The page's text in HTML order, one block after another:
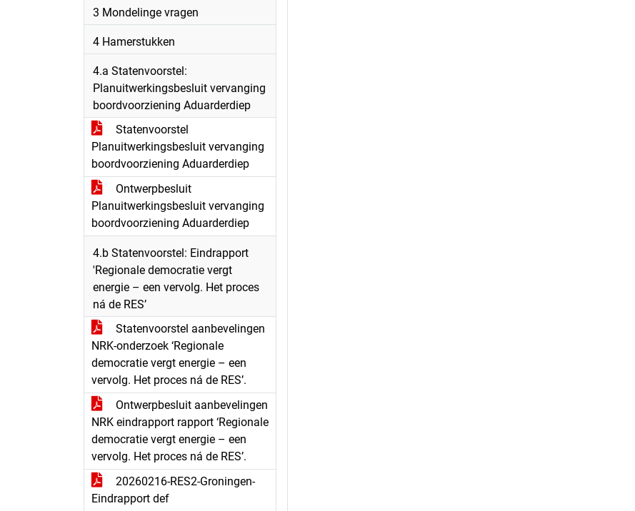
3 Mondelinge vragen
4 Hamerstukken
4.a Statenvoorstel:
Planuitwerkingsbesluit vervanging
boordvoorziening Aduarderdiep
Statenvoorstel
Planuitwerkingsbesluit vervanging
boordvoorziening Aduarderdiep
Ontwerpbesluit
Planuitwerkingsbesluit vervanging
boordvoorziening Aduarderdiep
4.b Statenvoorstel: Eindrapport
'Regionale democratie vergt
energie – een vervolg. Het proces
ná de RES’
Statenvoorstel aanbevelingen
NRK-onderzoek ‘Regionale
democratie vergt energie – een
vervolg. Het proces ná de RES’.
Ontwerpbesluit aanbevelingen
NRK eindrapport rapport ‘Regionale
democratie vergt energie – een
vervolg. Het proces ná de RES’.
20260216-RES2-Groningen-
Eindrapport def